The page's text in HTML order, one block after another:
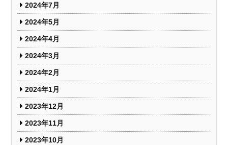
2024年7月
2024年5月
2024年4月
2024年3月
2024年2月
2024年1月
2023年12月
2023年11月
2023年10月